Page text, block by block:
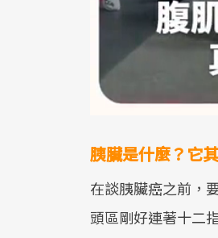
胰臟是什麼？它
在談胰臟癌之前，
頭區剛好連著十二